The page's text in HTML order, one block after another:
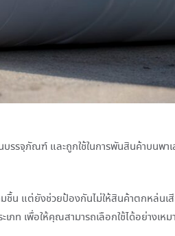
รรจุภัณฑ์ และถูกใช้ในการพันสินค้าบนพ
ชื้น แต่ยังช่วยป้องกันไม่ให้สินค้าตกหล่
ภท เพื่อให้คุณสามารถเลือกใช้ได้อย่าง